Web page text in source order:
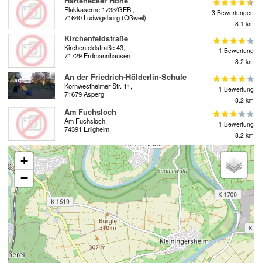
Flakkaserne 1733/GEB.,
71640 Ludwigsburg (Oßweil)
3 Bewertungen
8.1 km
Kirchenfeldstraße
Kirchenfeldstraße 43,
71729 Erdmannhausen
1 Bewertung
8.2 km
An der Friedrich-Hölderlin-Schule
Kornwestheimer Str. 11,
71679 Asperg
1 Bewertung
8.2 km
Am Fuchsloch
Am Fuchsloch,
74391 Erligheim
1 Bewertung
8.2 km
+
−